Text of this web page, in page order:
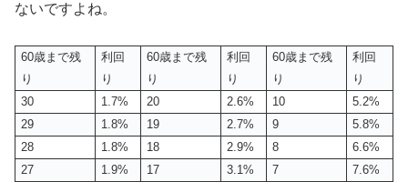
ないですよね。
60歳まで残
り
利回
り
60歳まで残
り
利回
り
60歳まで残
り
利回
り
30
1.7% 20 2.6% 10
5.2%
29
1.8% 19 2.7% 9
5.8%
28
1.8% 18 2.9% 8
6.6%
27
1.9% 17 3.1% 7
7.6%